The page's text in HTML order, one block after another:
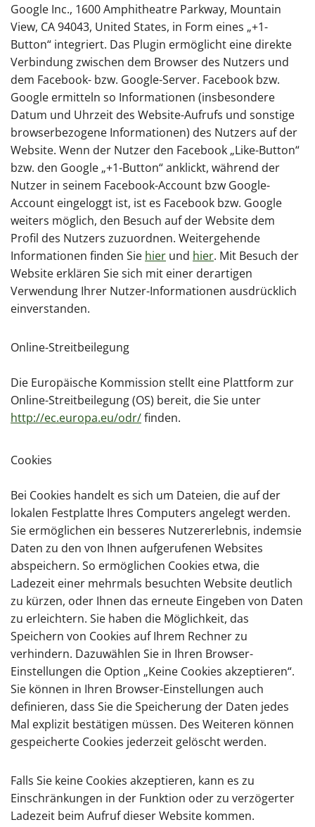
Google Inc., 1600 Amphitheatre Parkway, Mountain
View, CA 94043, United States, in Form eines „+1-
Button“ integriert. Das Plugin ermöglicht eine direkte
Verbindung zwischen dem Browser des Nutzers und
dem Facebook- bzw. Google-Server. Facebook bzw.
Google ermitteln so Informationen (insbesondere
Datum und Uhrzeit des Website-Aufrufs und sonstige
browserbezogene Informationen) des Nutzers auf der
Website. Wenn der Nutzer den Facebook „Like-Button“
bzw. den Google „+1-Button“ anklickt, während der
Nutzer in seinem Facebook-Account bzw Google-
Account eingeloggt ist, ist es Facebook bzw. Google
weiters möglich, den Besuch auf der Website dem
Profil des Nutzers zuzuordnen. Weitergehende
Informationen finden Sie hier und hier. Mit Besuch der
Website erklären Sie sich mit einer derartigen
Verwendung Ihrer Nutzer-Informationen ausdrücklich
einverstanden.
Online-Streitbeilegung
Die Europäische Kommission stellt eine Plattform zur
Online-Streitbeilegung (OS) bereit, die Sie unter
http://ec.europa.eu/odr/finden.
Cookies
Bei Cookies handelt es sich um Dateien, die auf der
lokalen Festplatte Ihres Computers angelegt werden.
Sie ermöglichen ein besseres Nutzererlebnis, indemsie
Daten zu den von Ihnen aufgerufenen Websites
abspeichern. So ermöglichen Cookies etwa, die
Ladezeit einer mehrmals besuchten Website deutlich
zu kürzen, oder Ihnen das erneute Eingeben von Daten
zu erleichtern. Sie haben die Möglichkeit, das
Speichern von Cookies auf Ihrem Rechner zu
verhindern. Dazuwählen Sie in Ihren Browser-
Einstellungen die Option „Keine Cookies akzeptieren“.
Sie können in Ihren Browser-Einstellungen auch
definieren, dass Sie die Speicherung der Daten jedes
Mal explizit bestätigen müssen. Des Weiteren können
gespeicherte Cookies jederzeit gelöscht werden.
Falls Sie keine Cookies akzeptieren, kann es zu
Einschränkungen in der Funktion oder zu verzögerter
Ladezeit beim Aufruf dieser Website kommen.